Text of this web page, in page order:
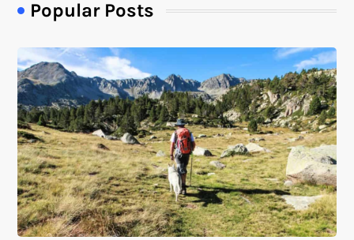
Popular Posts